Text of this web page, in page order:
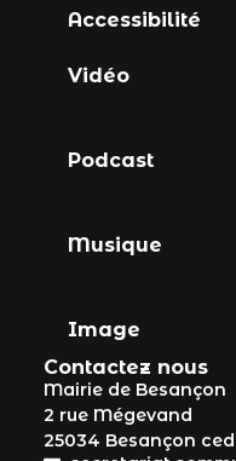
Vidéo
Podcast
Musique
Image
Accessibilité
Contactez nous
Mairie de Besançon
2 rue Mégevand
25034 Besançon